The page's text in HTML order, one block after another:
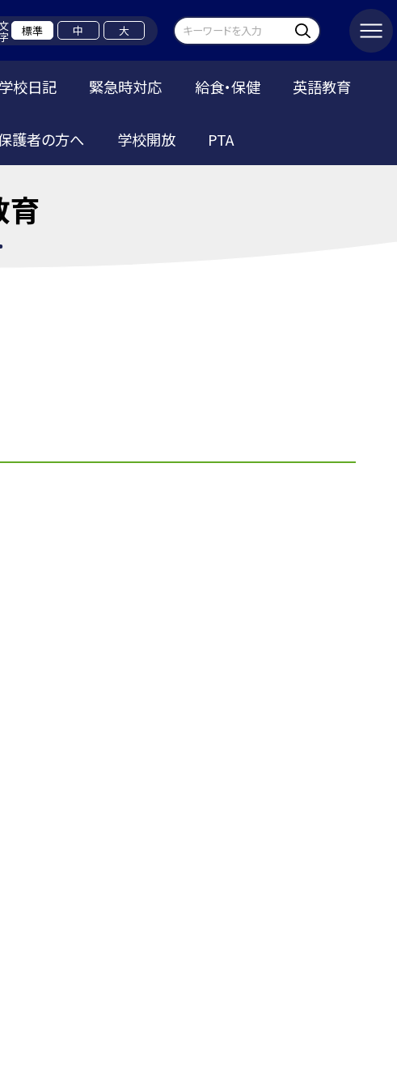
字 標準 中 大
学校日記 緊急時対応 給食・保健 英語教育
護者の方へ 学校開放 PTA
育